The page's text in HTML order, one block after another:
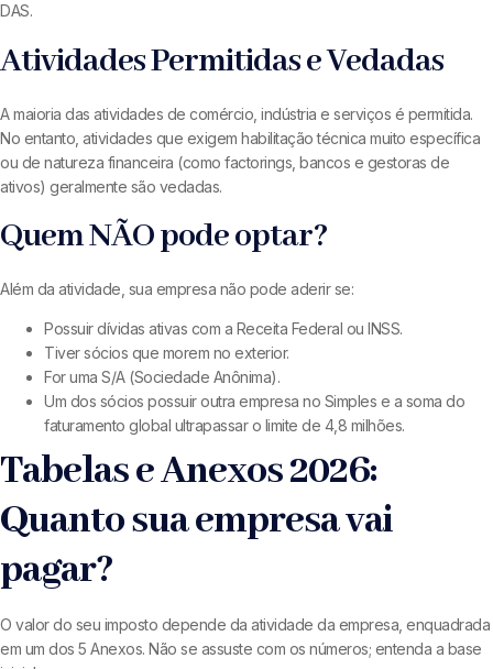
DAS.
Atividades Permitidas e Vedadas
A maioria das atividades de comércio, indústria e serviços é permitida.
No entanto, atividades que exigem habilitação técnica muito específica
ou de natureza financeira (como factorings, bancos e gestoras de
ativos) geralmente são vedadas.
Quem NÃO pode optar?
Além da atividade, sua empresa não pode aderir se:
Possuir dívidas ativas com a Receita Federal ou INSS.
Tiver sócios que morem no exterior.
For uma S/A (Sociedade Anônima).
Um dos sócios possuir outra empresa no Simples e a soma do
faturamento global ultrapassar o limite de 4,8 milhões.
Tabelas e Anexos 2026:
Quanto sua empresa vai
pagar?
O valor do seu imposto depende da atividade da empresa, enquadrada
em um dos 5 Anexos. Não se assuste com os números; entenda a base